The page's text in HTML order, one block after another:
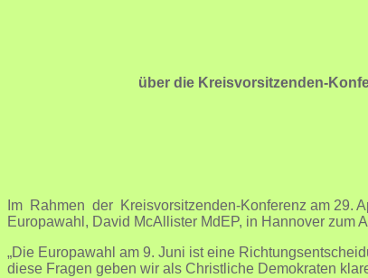
über die Kreisvorsitzenden-
Im Rahmen der Kreisvorsitzenden-Konferenz am 29.
Europawahl, David McAllister MdEP, in Hannover zum
„Die Europawahl am 9. Juni ist eine
diese Fragen geben wir als Christliche Demokraten